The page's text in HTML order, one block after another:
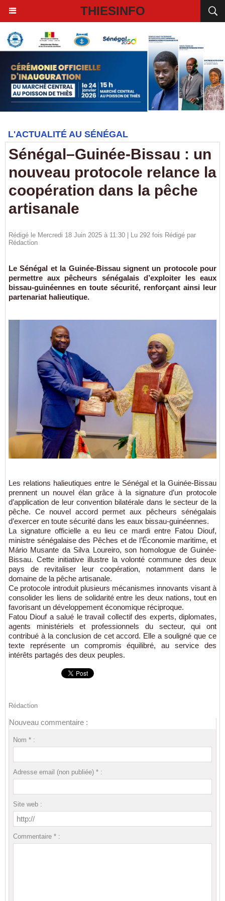
THIESINFO
L'ACTUALITÉ AU SÉNÉGAL
Sénégal–Guinée-Bissau : un
nouveau protocole relance la
coopération dans la pêche
artisanale
Rédigé le Mercredi 18 Juin 2025 à 11:30 | Lu 292 fois Rédigé par
Rédaction
Le Sénégal et la Guinée-Bissau signent un protocole pour
permettre aux pêcheurs sénégalais d’exploiter les eaux
bissau-guinéennes en toute sécurité, renforçant ainsi leur
partenariat halieutique.
Les relations halieutiques entre le Sénégal et la Guinée-Bissau
prennent un nouvel élan grâce à la signature d’un protocole
d’application de leur convention bilatérale dans le secteur de la
pêche. Ce nouvel accord permet aux pêcheurs sénégalais
d’exercer en toute sécurité dans les eaux bissau-guinéennes.
La signature officielle a eu lieu ce mardi entre Fatou Diouf,
ministre sénégalaise des Pêches et de l’Économie maritime, et
Mário Musante da Silva Loureiro, son homologue de Guinée-
Bissau. Cette initiative illustre la volonté commune des deux
pays de revitaliser leur coopération, notamment dans le
domaine de la pêche artisanale.
Ce protocole introduit plusieurs mécanismes innovants visant à
consolider les liens de solidarité entre les deux nations, tout en
favorisant un développement économique réciproque.
Fatou Diouf a salué le travail collectif des experts, diplomates,
agents ministériels et professionnels du secteur, qui ont
contribué à la conclusion de cet accord. Elle a souligné que ce
texte représente un compromis équilibré, au service des
intérêts partagés des deux peuples.
Rédaction
Nouveau commentaire :
Nom * :
Adresse email (non publiée) * :
Site web :
Commentaire * :